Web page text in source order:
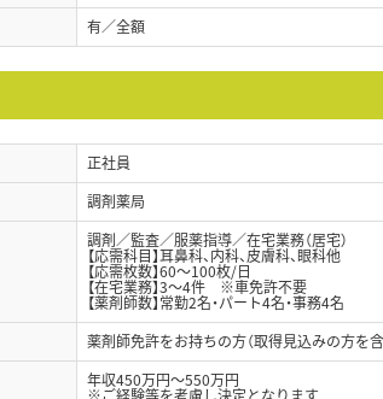
有／全額
正社員
調剤薬局
調剤／監査／服薬指導／在宅業務（居宅）
【応需科目】耳鼻科、内科、皮膚科、眼科他
【応需枚数】60～100枚/日
【在宅業務】3～4件 ※車免許不要
【薬剤師数】常勤2名・パート4名・事務4名
薬剤師免許をお持ちの方（取得見込みの方を含
年収450万円～550万円